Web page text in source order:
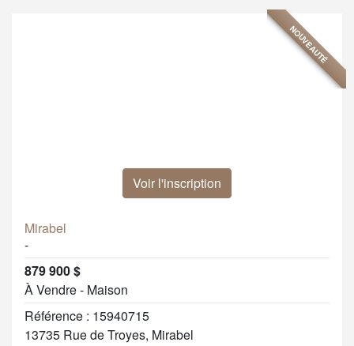
NOUVEAUTÉ
Voir l'inscription
Mirabel
-
879 900 $
À Vendre - Maison
Référence : 15940715
13735 Rue de Troyes, Mirabel